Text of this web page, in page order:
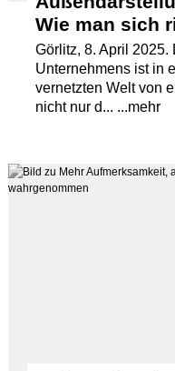
Wie man sich
Görlitz, 8. April
Unternehmens ist in
vernetzten Welt von
nicht nur d... ...mehr